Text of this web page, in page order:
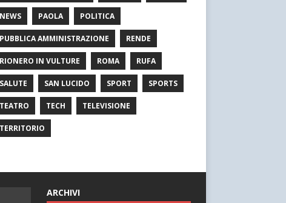
NEWS PAOLA POLITICA
PUBBLICA AMMINISTRAZIONE RENDE
RIONERO IN VULTURE ROMA RUFA
SALUTE SAN LUCIDO SPORT SPORTS
TEATRO TECH TELEVISIONE
TERRITORIO
ARCHIVI